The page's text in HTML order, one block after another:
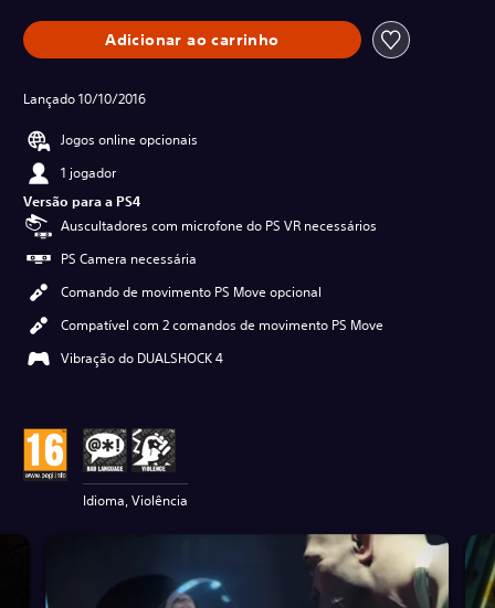
Adicionar ao carrinho
Lançado 10/10/2016
Jogos online opcionais
1 jogador
Versão para a PS4
Auscultadores com microfone do PS VR necessários
PS Camera necessária
Comando de movimento PS Move opcional
Compatível com 2 comandos de movimento PS Move
Vibração do DUALSHOCK 4
Idioma, Violência